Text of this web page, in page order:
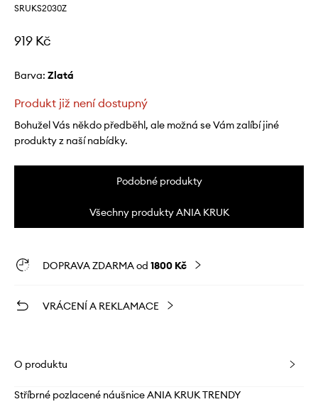
SRUKS2030Z
919 Kč
Barva: zlatá
Produkt již není dostupný
Bohužel Vás někdo předběhl, ale možná se Vám zalíbí jiné
produkty z naší nabídky.
Podobné produkty
Všechny produkty ANIA KRUK
DOPRAVA ZDARMA od 1800 Kč
VRÁCENÍ A REKLAMACE
O produktu
Stříbrné pozlacené náušnice ANIA KRUK TRENDY